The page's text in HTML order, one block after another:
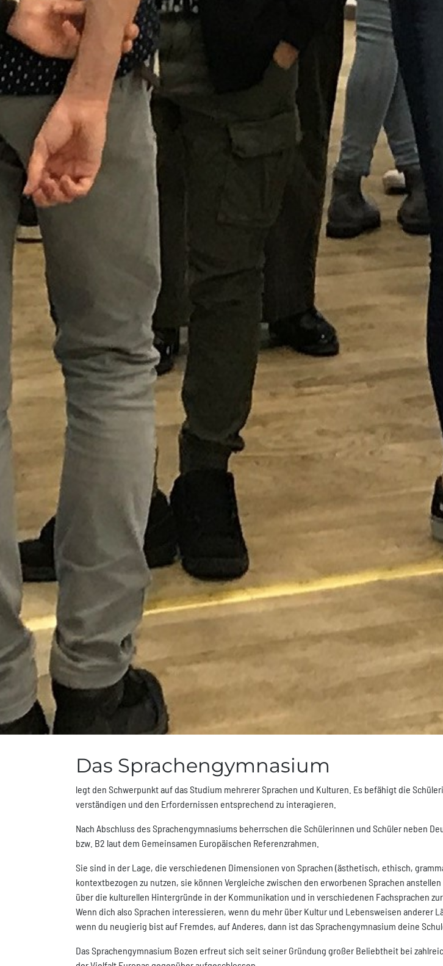
Das Sprachengymnasium
legt den Schwerpunkt auf das Studium mehrerer Sprachen und Kulturen. Es befähigt die
verständigen und den Erfordernissen entsprechend zu interagieren.
Nach Abschluss des Sprachengymnasiums beherrschen die Schülerinnen und Schüler neben
bzw. B2 laut dem Gemeinsamen Europäischen Referenzrahmen.
Sie sind in der Lage, die verschiedenen Dimensionen von Sprachen (ästhetisch, ethisch,
kontextbezogen zu nutzen, sie können Vergleiche zwischen den erworbenen Sprachen
über die kulturellen Hintergründe in der Kommunikation und in verschiedenen Fachsprachen
Wenn dich also Sprachen interessieren, wenn du mehr über Kultur und Lebensweisen
wenn du neugierig bist auf Fremdes, auf Anderes, dann ist das Sprachengymnasium deine
Das Sprachengymnasium Bozen erfreut sich seit seiner Gründung großer Beliebtheit bei